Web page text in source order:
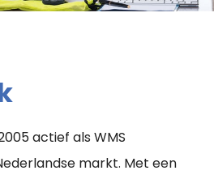
actief als WMS
markt. Met een